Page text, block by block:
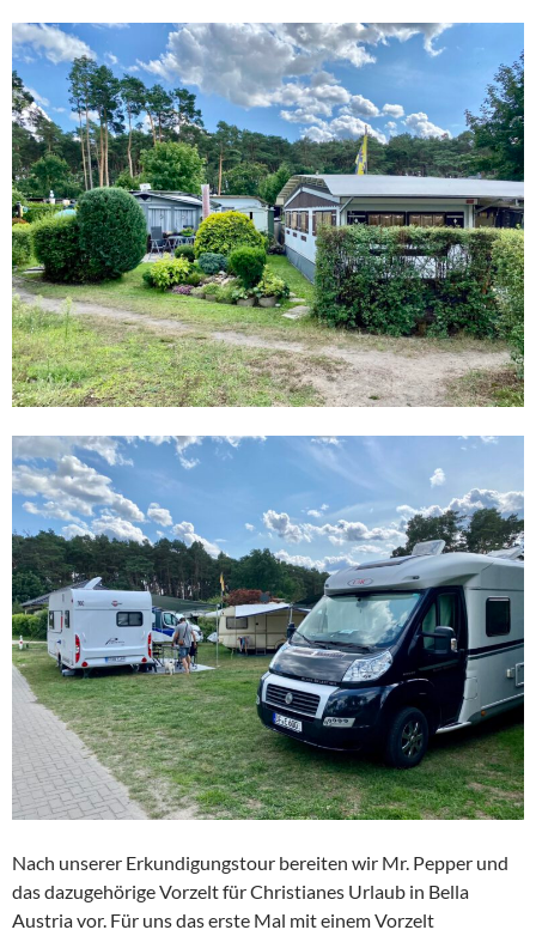
Nach unserer Erkundigungstour bereiten wir Mr. Pepper und
das dazugehörige Vorzelt für Christianes Urlaub in Bella
Austria vor. Für uns das erste Mal mit einem Vorzelt